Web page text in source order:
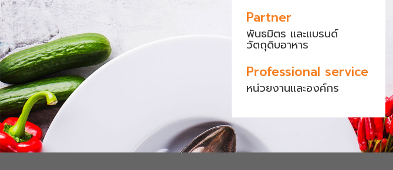
Partner
พันธมิตร และแบรนด์
วัตถุดิบอาหาร
Professional service
หน่วยงานและองค์กร